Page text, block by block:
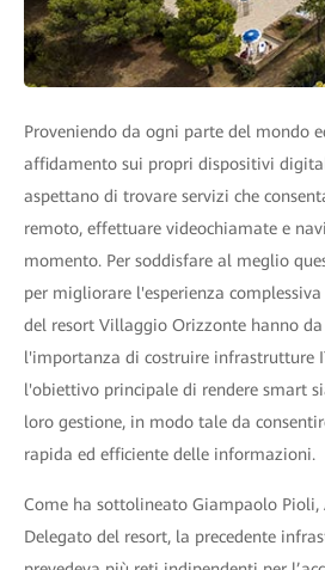
Proveniendo da ogni parte del mondo
affidamento sui propri dispositivi
aspettano di trovare servizi che
remoto, effettuare videochiamate e
momento. Per soddisfare al meglio
per migliorare l'esperienza
del resort Villaggio Orizzonte hanno
l'importanza di costruire infrastrutture
l'obiettivo principale di rendere smart
loro gestione, in modo tale da
rapida ed efficiente delle informazioni.
Come ha sottolineato Giampaolo
Delegato del resort, la precedente